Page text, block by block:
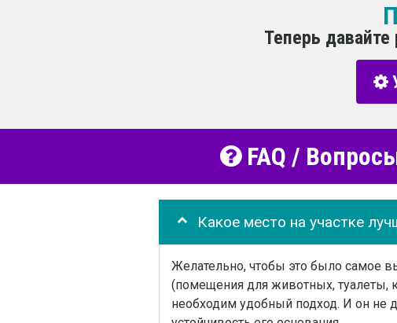
Теперь
FAQ /
Какое место на участке
Желательно, чтобы это было самое
(помещения для животных, туалеты,
необходим удобный подход. И он не